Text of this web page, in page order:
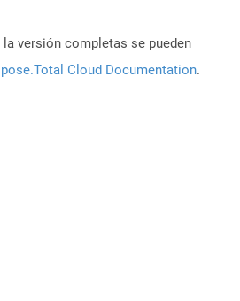
la versión completas se pueden
Cloud Documentation.